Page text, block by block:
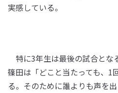
実感している。
特に3年生は最後の試合とな
篠田は「どこと当たっても、1
る。そのために誰よりも声を